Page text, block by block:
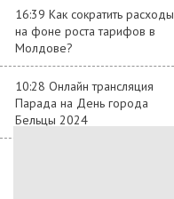
16:39 Как сократить расходы
на фоне роста тарифов в
Молдове?
10:28 Онлайн трансляция
Парада на День города
Бельцы 2024